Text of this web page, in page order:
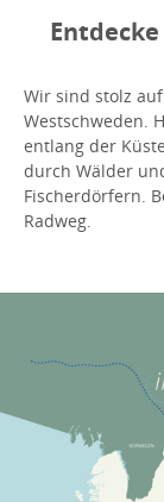
Wir sind stolz
Westschweden.
entlang der
durch Wälder
Fischerdörfern.
Radweg.